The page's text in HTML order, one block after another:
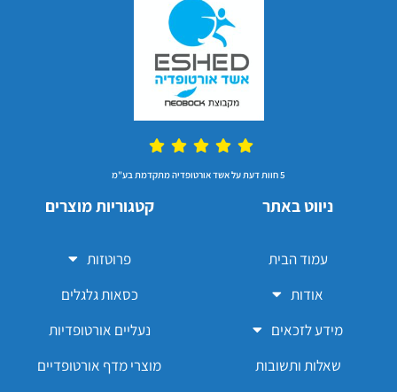
5 חוות דעת על אשד אורטופדיה מתקדמת בע"מ
ניווט באתר
עמוד הבית
אודות
מידע לזכאים
שאלות ותשובות
קטגוריות מוצרים
פרוטזות
כסאות גלגלים
נעליים אורטופדיות
מוצרי מדף אורטופדיים